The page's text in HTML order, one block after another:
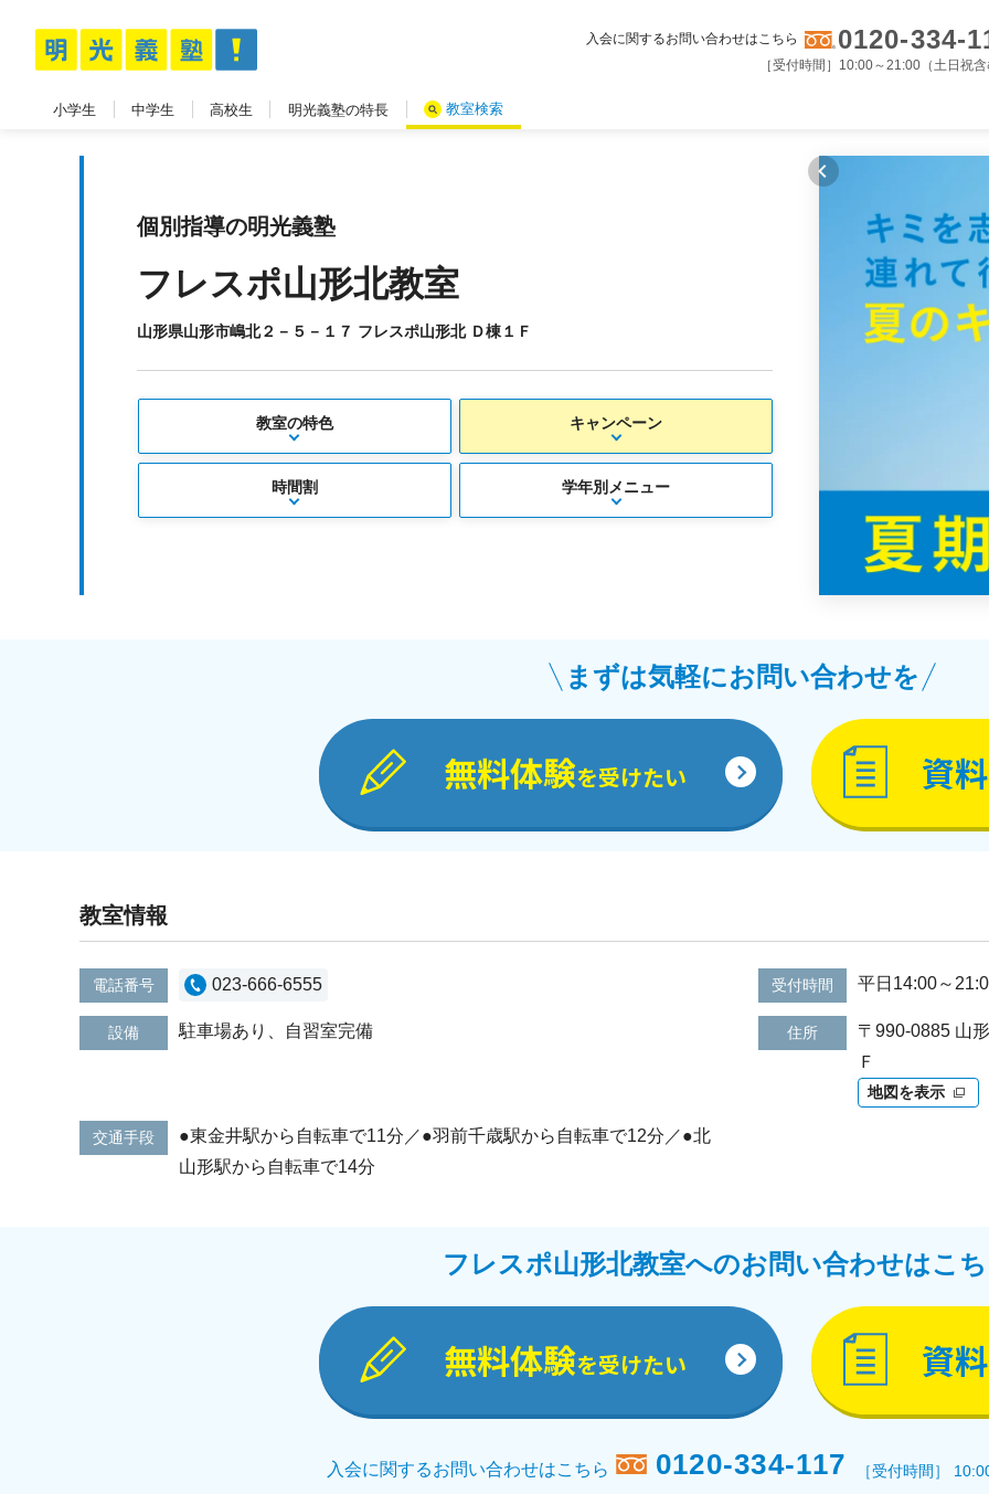
入会に関するお問い合わせはこちら 0120-334-
［受付時間］10:00～21:00（土日祝
高校生
中学生
小学生 明光義塾の特長 教室検索
個別指導の明光義塾
フレスポ山形北教室
山形県山形市嶋北２－５－１７ フレスポ山形北 Ｄ棟１Ｆ
教室の特色 キャンペーン
時間割 学年別メニュー
まずは気軽にお問い合わせを
無料体験を受けたい 資料
教室情報
電話番号 023-666-6555 受付時間 平日14:00～
設備 駐車場あり、自習室完備 住所
〒990-0885 山
Ｆ
地図を表示
交通手段
●東金井駅から自転車で11分／●羽前千歳駅から自転車で12分／●北
山形駅から自転車で14分
フレスポ山形北教室へのお問い合わせはこ
無料体験を受けたい 資料
入会に関するお問い合わせはこちら 0120-334-117 ［受付時間］